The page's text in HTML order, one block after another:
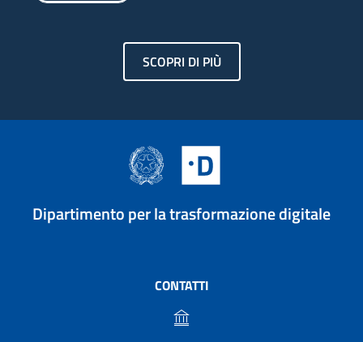
SCOPRI DI PIÙ
Dipartimento per la trasformazione digitale
CONTATTI